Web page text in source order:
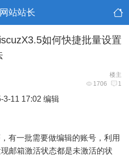
网站站长
如何快捷批量设置
楼主
1706 1
3-11 17:02 编辑
有一批需要做编辑的账号，利用
邮箱激活状态都是未激活的状